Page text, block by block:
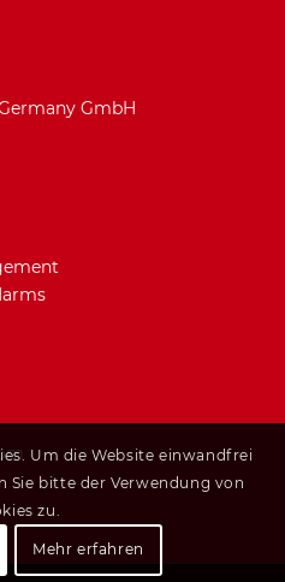
GmbH
Um die Website einwandfrei
Sie bitte der Verwendung von
zu.
Mehr erfahren